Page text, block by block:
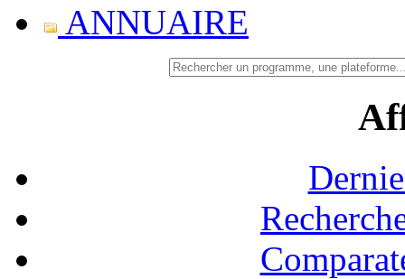
ANNUAIRE